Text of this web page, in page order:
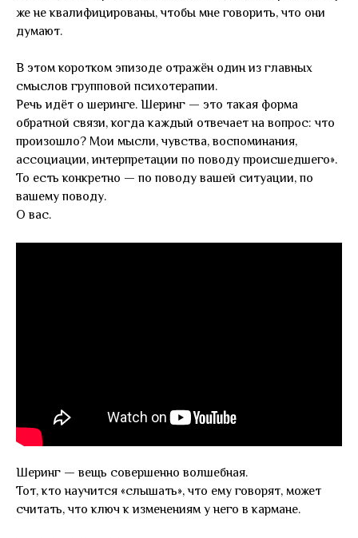
же не квалифицированы, чтобы мне говорить, что они
думают.
В этом коротком эпизоде отражён один из главных
смыслов групповой психотерапии.
Речь идёт о шеринге. Шеринг — это такая форма
обратной связи, когда каждый отвечает на вопрос: что
произошло? Мои мысли, чувства, воспоминания,
ассоциации, интерпретации по поводу происшедшего».
То есть конкретно — по поводу вашей ситуации, по
вашему поводу.
О вас.
Шеринг — вещь совершенно волшебная.
Тот, кто научится «слышать», что ему говорят, может
считать, что ключ к изменениям у него в кармане.